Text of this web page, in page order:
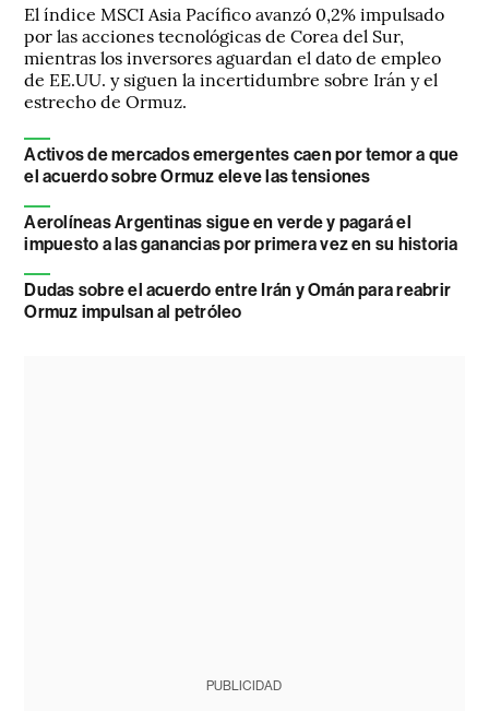
El índice MSCI Asia Pacífico avanzó 0,2% impulsado
por las acciones tecnológicas de Corea del Sur,
mientras los inversores aguardan el dato de empleo
de EE.UU. y siguen la incertidumbre sobre Irán y el
estrecho de Ormuz.
Activos de mercados emergentes caen por temor a que
el acuerdo sobre Ormuz eleve las tensiones
Aerolíneas Argentinas sigue en verde y pagará el
impuesto a las ganancias por primera vez en su historia
Dudas sobre el acuerdo entre Irán y Omán para reabrir
Ormuz impulsan al petróleo
PUBLICIDAD